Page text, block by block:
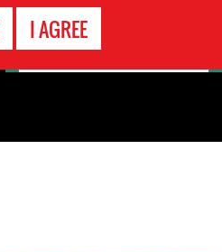
I AGREEتماس
اضطراری